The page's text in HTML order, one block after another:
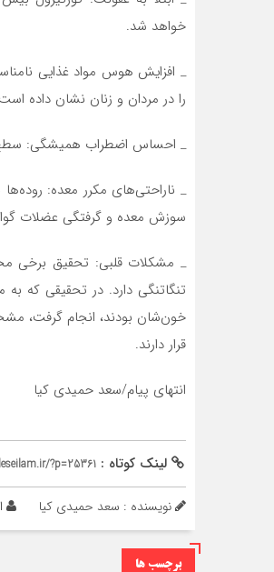
خواهد شد.
_ افزایش هوس مواد غذایی
را در مردان و زنان نشان داده
_ احساس اضطراب همیشگی: سطح
_ ناراحتی‌های مکرر معده:
سوزش معده و گرفتگی عضلات
_ مشکلات قلبی: تحقیق برخی
خون‌شان بودند، انجام گرفت،
قرار دارند.
انتهای پیام/سعد حمیدی کیا
لینک کوتاه : ?p=25361
نویسنده : سعد حمیدی کیا
برچسب ها